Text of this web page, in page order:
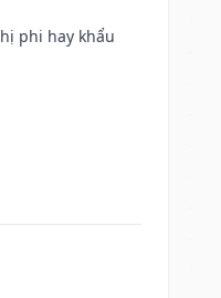
phi hay khẩu